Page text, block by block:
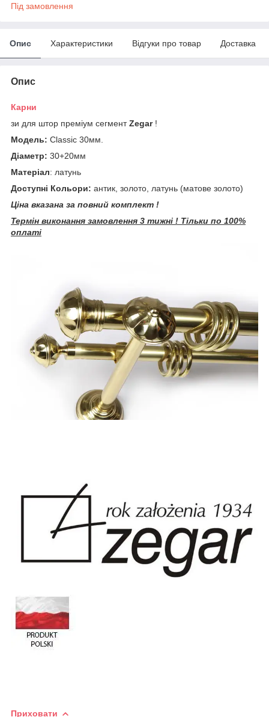
Під замовлення
Опис Характеристики Відгуки про товар Доставка
Опис
Карни
зи для штор преміум сегментZegar!
Модель: Classic 30мм.
Діаметр: 30+20мм
Матеріал: латунь
Доступні Кольори: антик, золото, латунь (матове золото)
Ціна вказана за повний комплект !
Термін виконання замовлення 3 тижні ! Тільки по 100%
оплаті
Приховати